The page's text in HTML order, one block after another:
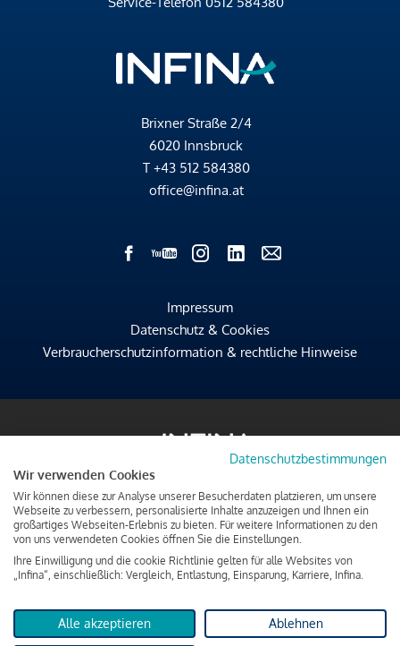
Brixner Straße 2/4
6020 Innsbruck
T +43 512 584380
office@infina.at
Impressum
Datenschutz & Cookies
Verbraucherschutzinformation & rechtliche Hinweise
Datenschutzbestimmungen
Wir verwenden Cookies
Wir können diese zur Analyse unserer Besucherdaten platzieren, um unsere
Webseite zu verbessern, personalisierte Inhalte anzuzeigen und Ihnen ein
großartiges Webseiten-Erlebnis zu bieten. Für weitere Informationen zu den
von uns verwendeten Cookies öffnen Sie die Einstellungen.
Ihre Einwilligung und die cookie Richtlinie gelten für alle Websites von
„Infina“, einschließlich: Vergleich, Entlastung, Einsparung, Karriere, Infina.
Alle akzeptieren Ablehnen